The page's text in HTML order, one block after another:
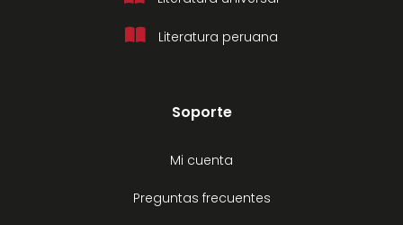
Literatura peruana
Soporte
Mi cuenta
Preguntas frecuentes